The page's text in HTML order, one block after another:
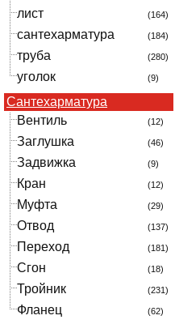
лист (164)
сантехарматура (184)
труба (280)
уголок (9)
Сантехарматура
Вентиль
(12)
Заглушка (46)
Задвижка (9)
Кран (12)
Муфта (29)
Отвод (137)
Переход (181)
Сгон (18)
Тройник (231)
Фланец (62)